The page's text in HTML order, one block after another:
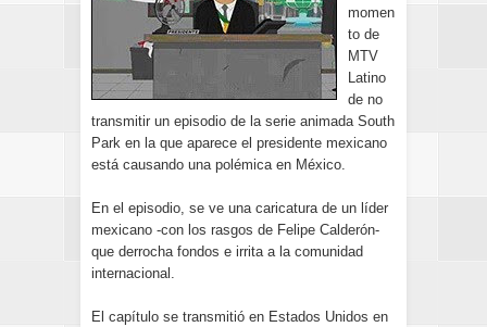
momen
to de
MTV
Latino
de no
transmitir un episodio de la serie animada South
Park en la que aparece el presidente mexicano
está causando una polémica en México.
En el episodio, se ve una caricatura de un líder
mexicano -con los rasgos de Felipe Calderón-
que derrocha fondos e irrita a la comunidad
internacional.
El capítulo se transmitió en Estados Unidos en